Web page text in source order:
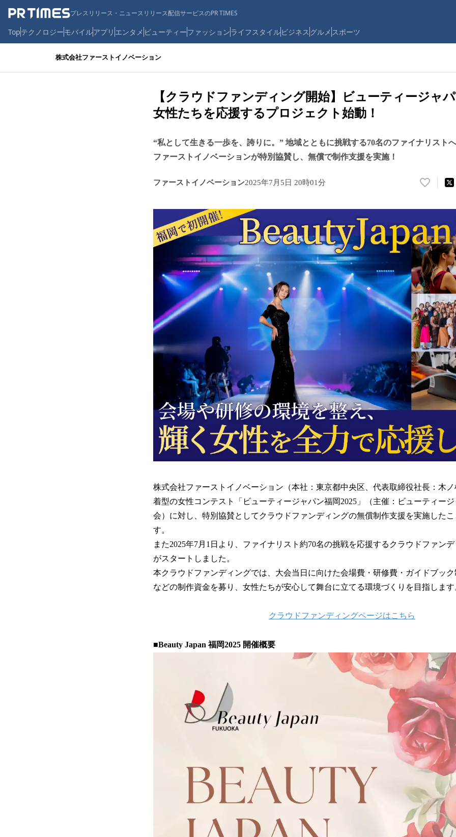
プレスリリース・ニュースリリース配信サービスのPR TIMES
Topテクノロジーモバイルアプリ エンタメ ビューティーファッションライフスタイルビジネス グルメ スポーツ
株式会社ファーストイノベーション
【クラウドファンディング開始】ビューティージャ
女性たちを応援するプロジェクト始動！
“私として生きる一歩を、誇りに。” 地域とともに挑戦する70名のファイナリスト
ファーストイノベーションが特別協賛し、無償で制作支援を実施！
ファーストイノベーション2025年7月5日 20時01分
い
ね
数
を
読
み
込
み
中
で
す
株式会社ファーストイノベーション（本社：東京都中央区、代表取締役社長：木
着型の女性コンテスト「ビューティージャパン福岡2025」（主催：ビューティー
会）に対し、特別協賛としてクラウドファンディングの無償制作支援を実施した
す。
また2025年7月1日より、ファイナリスト約70名の挑戦を応援するクラウドファン
がスタートしました。
本クラウドファンディングでは、大会当日に向けた会場費・研修費・ガイドブッ
などの制作資金を募り、女性たちが安心して舞台に立てる環境づくりを目指します
クラウドファンディングページはこちら
■Beauty Japan 福岡2025 開催概要